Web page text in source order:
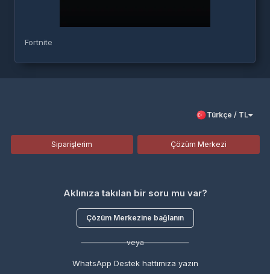
Fortnite
Türkçe / TL
Siparişlerim Çözüm Merkezi
Aklınıza takılan bir soru mu var?
Çözüm Merkezine bağlanın
veya
WhatsApp Destek hattımıza yazın